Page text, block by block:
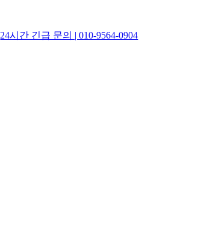
24시간 긴급 문의 | 010-9564-0904